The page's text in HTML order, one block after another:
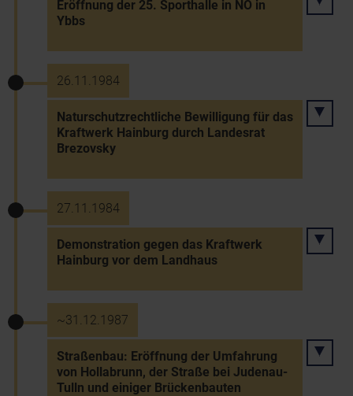
Eröffnung der 25. Sporthalle in NÖ in
Ybbs
26.11.1984
Naturschutzrechtliche Bewilligung für das
Kraftwerk Hainburg durch Landesrat
Brezovsky
27.11.1984
Demonstration gegen das Kraftwerk
Hainburg vor dem Landhaus
~31.12.1987
Straßenbau: Eröffnung der Umfahrung
von Hollabrunn, der Straße bei Judenau-
Tulln und einiger Brückenbauten